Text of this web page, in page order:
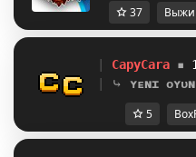
37
CapyCara ▪
⤷ ʏᴇɴɪ ᴏʏᴜɴ
5